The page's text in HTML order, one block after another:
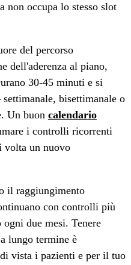
non occupa lo stesso slot
del percorso
dell'aderenza al piano,
30-45 minuti e si
bisettimanale o
Un buon calendario
i controlli ricorrenti
volta un nuovo
il raggiungimento
con controlli più
due mesi. Tenere
lungo termine è
vista i pazienti e per il tuo